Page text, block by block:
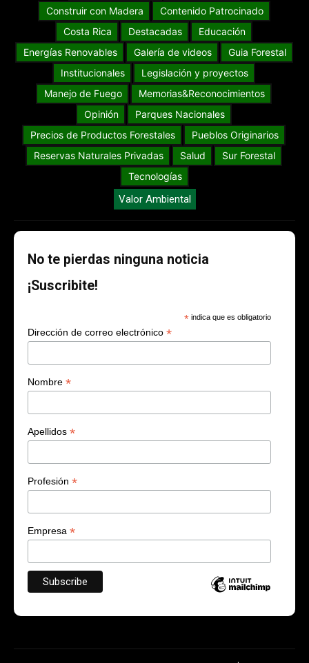
Construir con Madera
Contenido Patrocinado
Costa Rica
Destacadas
Educación
Energías Renovables
Galería de videos
Guia Forestal
Institucionales
Legislación y proyectos
Manejo de Fuego
Memorias&Reconocimientos
Opinión
Parques Nacionales
Precios de Productos Forestales
Pueblos Originarios
Reservas Naturales Privadas
Salud
Sur Forestal
Tecnologías
Valor Ambiental
No te pierdas ninguna noticia
¡Suscribite!
* indica que es obligatorio
Dirección de correo electrónico *
Nombre *
Apellidos *
Profesión *
Empresa *